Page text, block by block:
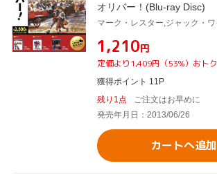
オリバー！(Blu-ray Disc)
¥1,210円
定価より1,409円（53%）おトク
獲得ポイント 11P
残り1点
ご注文はお早めに
発売年月日：2013/06/26
カートへ追加